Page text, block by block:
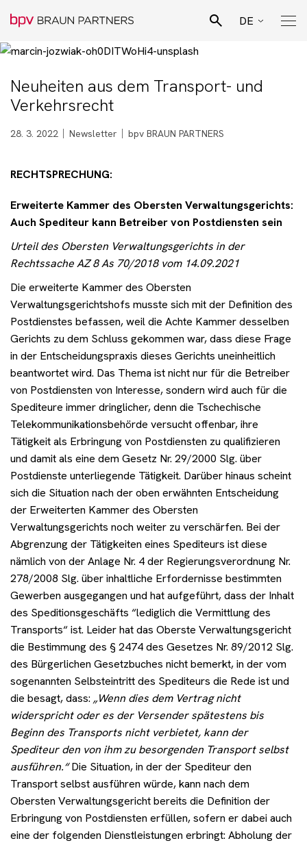
Pro Bono Aktivitäten
Juristische Spezialisierungen
Geschäftsfelder
Aktuelles
Veranstaltungen
Kontakt
Benötigen Sie Beratung?
DE
Neuheiten aus dem Transport- und
Verkehrsrecht
28. 3. 2022 Newsletter bpv BRAUN PARTNERS
RECHTSPRECHUNG:
Erweiterte Kammer des Obersten Verwaltungsgerichts:
Auch Spediteur kann Betreiber von Postdiensten sein
Urteil des Obersten Verwaltungsgerichts in der
Rechtssache AZ 8 As 70/2018 vom 14.09.2021
Die erweiterte Kammer des Obersten
Verwaltungsgerichtshofs musste sich mit der Definition des
Postdienstes befassen, weil die Achte Kammer desselben
Gerichts zu dem Schluss gekommen war, dass diese Frage
in der Entscheidungspraxis dieses Gerichts uneinheitlich
beantwortet wird. Das Thema ist nicht nur für die Betreiber
von Postdiensten von Interesse, sondern wird auch für die
Spediteure immer dringlicher, denn die Tschechische
Telekommunikationsbehörde versucht offenbar, ihre
Tätigkeit als Erbringung von Postdiensten zu qualifizieren
und damit als eine dem Gesetz Nr. 29/2000 Slg. über
Postdienste unterliegende Tätigkeit. Darüber hinaus scheint
sich die Situation nach der oben erwähnten Entscheidung
der Erweiterten Kammer des Obersten
Verwaltungsgerichts noch weiter zu verschärfen. Bei der
Abgrenzung der Tätigkeiten eines Spediteurs ist diese
nämlich von der Anlage Nr. 4 der Regierungsverordnung Nr.
278/2008 Slg. über inhaltliche Erfordernisse bestimmten
Gewerben ausgegangen und hat aufgeführt, dass der Inhalt
des Speditionsgeschäfts “lediglich die Vermittlung des
Transports“ ist. Leider hat das Oberste Verwaltungsgericht
die Bestimmung des § 2474 des Gesetzes Nr. 89/2012 Slg.
des Bürgerlichen Gesetzbuches nicht bemerkt, in der vom
sogenannten Selbsteintritt des Spediteurs die Rede ist und
die besagt, dass: „Wenn dies dem Vertrag nicht
widerspricht oder es der Versender spätestens bis
Beginn des Transports nicht verbietet, kann der
Spediteur den von ihm zu besorgenden Transport selbst
ausführen.“Die Situation, in der der Spediteur den
Transport selbst ausführen würde, kann nach dem
Obersten Verwaltungsgericht bereits die Definition der
Erbringung von Postdiensten erfüllen, sofern er dabei auch
eine der folgenden Dienstleistungen erbringt: Abholung der